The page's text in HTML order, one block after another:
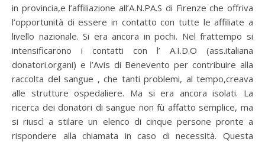
in provincia,e l’affiliazione all’A.N.PA.S di Firenze che offriva
l’opportunità di essere in contatto con tutte le affiliate a
livello nazionale. Si era ancora in pochi. Nel frattempo si
intensificarono i contatti con l’ A.I.D.O (ass.italiana
donatori.organi) e l’Avis di Benevento per contribuire alla
raccolta del sangue , che tanti problemi, al tempo,creava
alle strutture ospedaliere. Ma si era ancora isolati. La
ricerca dei donatori di sangue non fù affatto semplice, ma
si riuscì a stilare un elenco di cinque persone pronte a
rispondere alla chiamata in caso di necessità. Questa